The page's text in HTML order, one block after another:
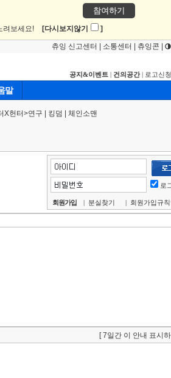
참여하기
려보세요! [다시보지않기 ]
츄잉 신고센터 소통센터 츄잉콘
공지&이벤트 | 건의공간| 로고신청
말
X헌터>연구 킹덤
체인소맨
로
회원가입 | 분실찾기 | 회원가입규
[ 7일간 이 안내 표시